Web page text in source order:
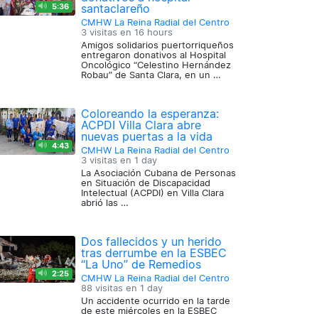
5:36
santaclareño
CMHW La Reina Radial del Centro
3 visitas en 16 hours
Amigos solidarios puertorriqueños
entregaron donativos al Hospital
Oncológico “Celestino Hernández
Robau” de Santa Clara, en un …
4:43
Coloreando la esperanza:
ACPDI Villa Clara abre
nuevas puertas a la vida
CMHW La Reina Radial del Centro
3 visitas en 1 day
La Asociación Cubana de Personas
en Situación de Discapacidad
Intelectual (ACPDI) en Villa Clara
abrió las …
2:25
Dos fallecidos y un herido
tras derrumbe en la ESBEC
“La Uno” de Remedios
CMHW La Reina Radial del Centro
88 visitas en 1 day
Un accidente ocurrido en la tarde
de este miércoles en la ESBEC